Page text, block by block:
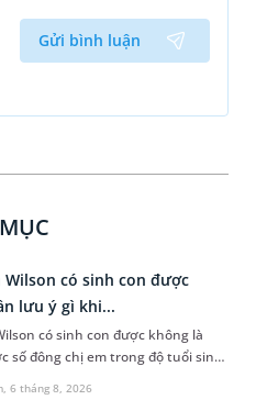
Gửi bình luận
6 tháng 8, 2026
Wilson có sinh con được
lưu ý gì khi...
có sinh con được không là
số đông chị em trong độ tuổi sinh
Trên thực tế, người mắc bệnh
thể mang thai và sinh con nếu